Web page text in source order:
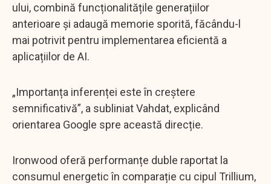
ului, combină funcționalitățile generațiilor
anterioare și adaugă memorie sporită, făcându-l
mai potrivit pentru implementarea eficientă a
aplicațiilor de AI.
„Importanța inferenței este în creștere
semnificativă”, a subliniat Vahdat, explicând
orientarea Google spre această direcție.
Ironwood oferă performanțe duble raportat la
consumul energetic în comparație cu cipul Trillium,